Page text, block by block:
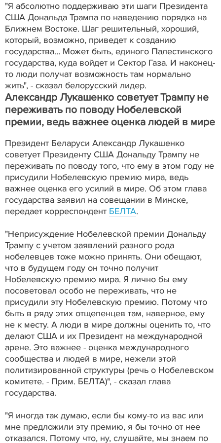
"Я абсолютно поддерживаю эти шаги Президента
США Дональда Трампа по наведению порядка на
Ближнем Востоке. Шаг решительный, хороший,
который, возможно, приведет к созданию
государства… Может быть, единого Палестинского
государства, куда войдет и Сектор Газа. И наконец-
то люди получат возможность там нормально
жить", - сказал белорусский лидер.
Александр Лукашенко советует Трампу не
переживать по поводу Нобелевской
премии, ведь важнее оценка людей в мире
Президент Беларуси Александр Лукашенко
советует Президенту США Дональду Трампу не
переживать по поводу того, что ему в этом году не
присудили Нобелевскую премию мира, ведь
важнее оценка его усилий в мире. Об этом глава
государства заявил на совещании в Минске,
передает корреспондент БЕЛТА.
"Неприсуждение Нобелевской премии Дональду
Трампу с учетом заявлений разного рода
нобелевцев тоже можно принять. Они обещают,
что в будущем году он точно получит
Нобелевскую премию мира. Я лично бы ему
посоветовал особо не переживать, что не
присудили эту Нобелевскую премию. Потому что
быть в ряду этих отщепенцев там, наверное, ему
не к месту. А люди в мире должны оценить то, что
делают США и их Президент на международной
арене. Это важнее - оценка международного
сообщества и людей в мире, нежели этой
политизированной структуры (речь о Нобелевском
комитете. - Прим. БЕЛТА)", - сказал глава
государства.
"Я иногда так думаю, если бы кому-то из вас или
мне предложили эту премию, я бы точно от нее
отказался. Потому что, ну, слушайте, мы знаем по